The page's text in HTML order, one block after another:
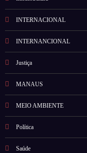
INTERNACIONAL
INTERNANCIONAL
Justiça
MANAUS
MEIO AMBIENTE
Política
Saúde